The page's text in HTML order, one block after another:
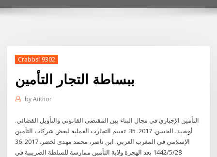
Crabbs19302
ببساطة التجار التأمين
byAuthor
التأمين الإجباري في مجال البناء بين المقتضى القانوني والتأويل القضائي.
أوبحيد، الحسن. 2017. 35. تقييم التجارب العملية لبعض شركات التأمين
الإسلامي في المغرب العربي. ابن ناصر، محمد مهدى لخضر. 2017. 36
28‏‏/5‏‏/1442 بعد الهجرة ولاية التأمين ممارسة للسلطة الضريبية في